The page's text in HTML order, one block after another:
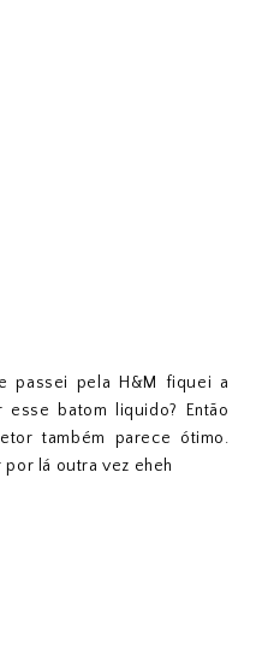
passei pela H&M fiquei a
batom liquido? Então
também parece ótimo.
lá outra vez eheh